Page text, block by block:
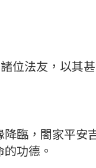
位法友，以其
臨，閤家平
功德。